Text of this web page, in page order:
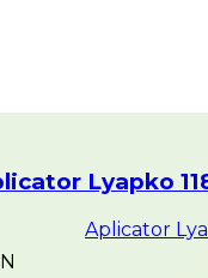
Lyapko
Aplicator